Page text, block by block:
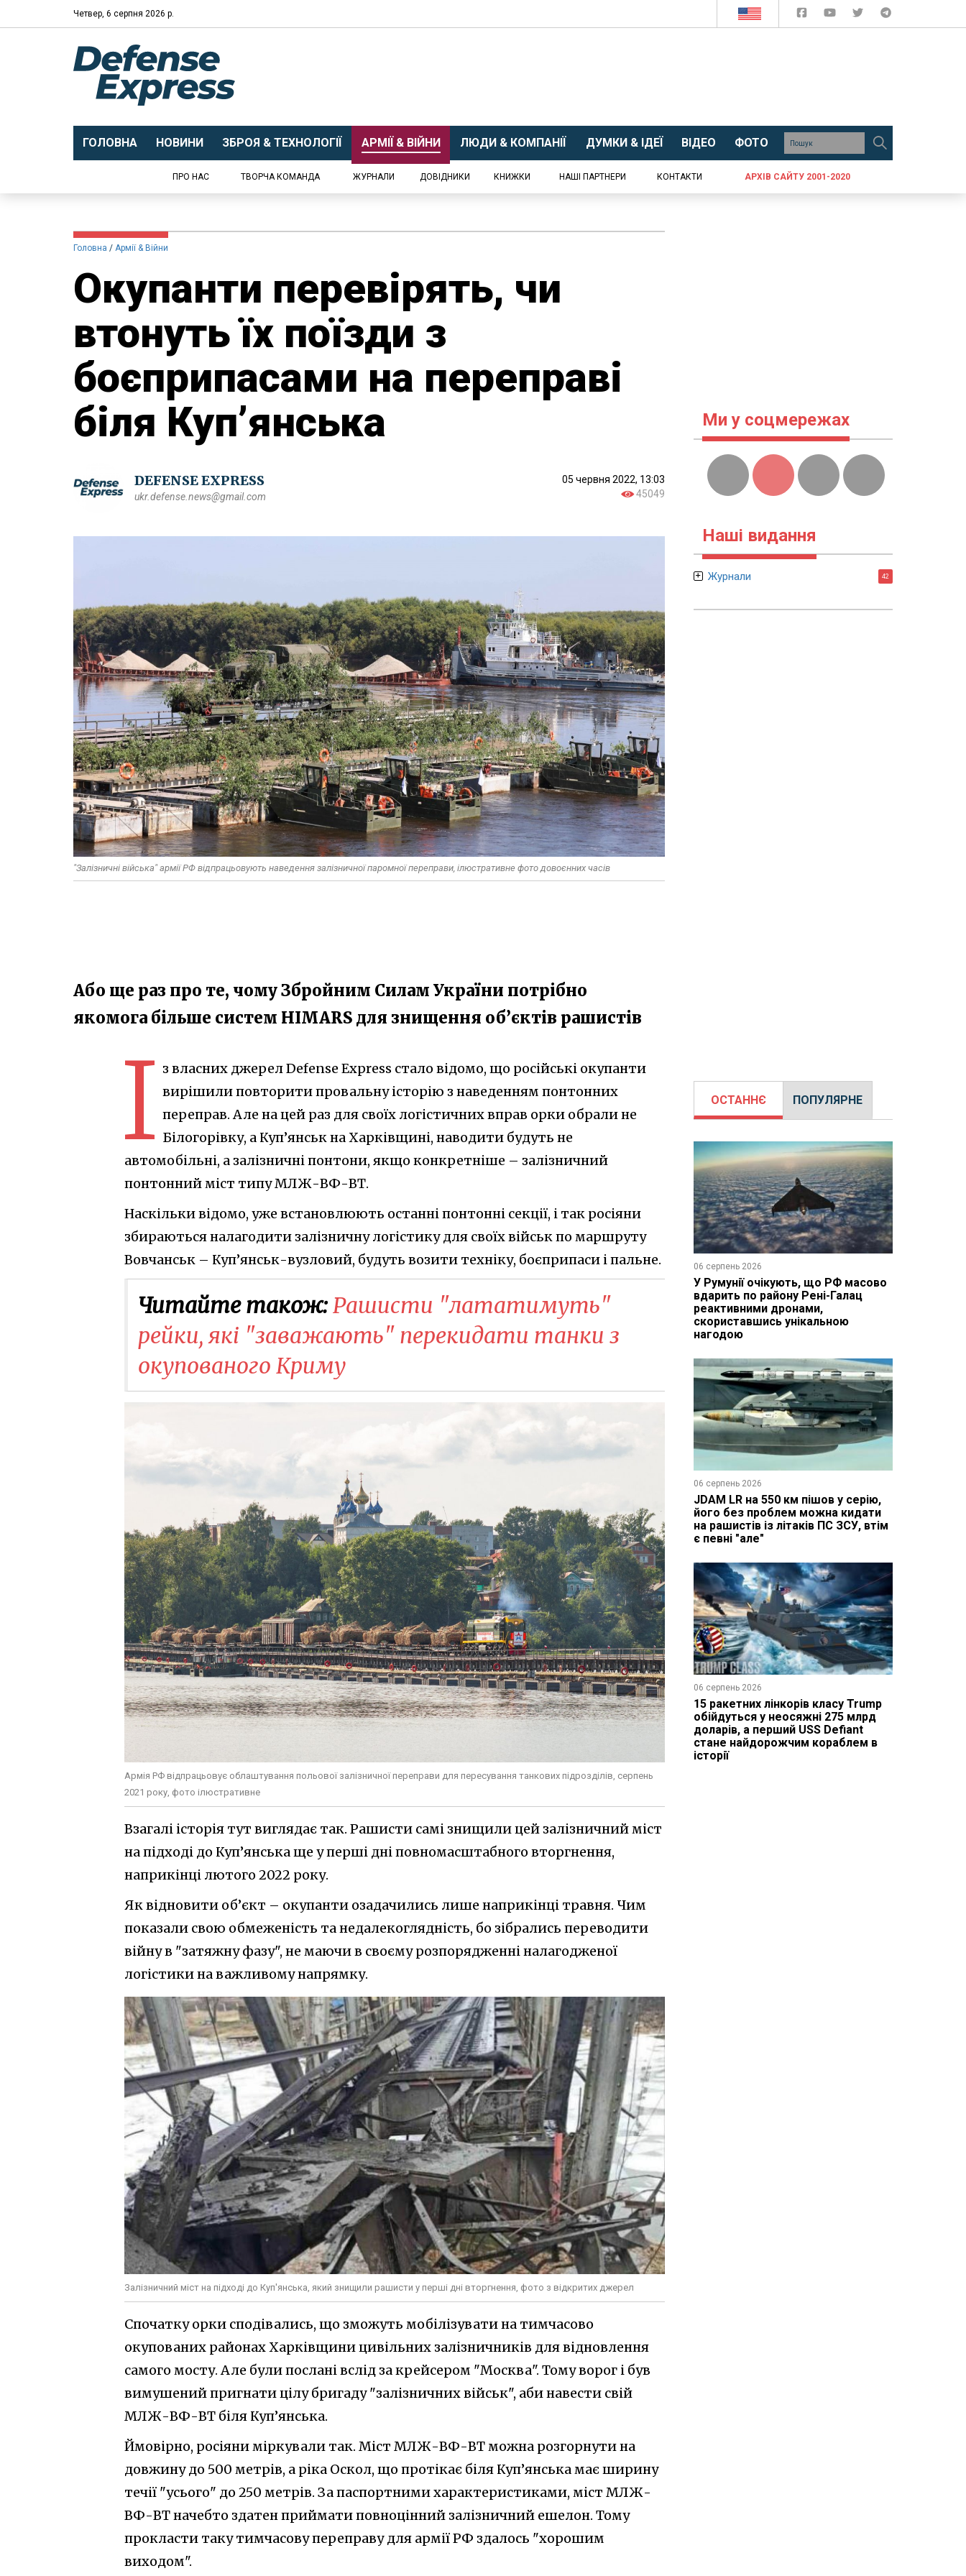
Четвер, 6 серпня 2026 р.
ГОЛОВНА НОВИНИ ЗБРОЯ & ТЕХНОЛОГІЇ АРМІЇ & ВІЙНИ ЛЮДИ & КОМПАНІЇ ДУМКИ & ІДЕЇ ВІДЕО ФОТО
ПРО НАС ТВОРЧА КОМАНДА ЖУРНАЛИ ДОВІДНИКИ КНИЖКИ НАШІ ПАРТНЕРИ КОНТАКТИ АРХІВ САЙТУ 2001-2020
Головна Армії & Війни
Окупанти перевірять, чи
втонуть їх поїзди з
боєприпасами на переправі
біля Куп’янська
DEFENSE EXPRESS
ukr.defense.news@gmail.com
05 червня 2022, 13:03
45049
"Залізничні війська" армії РФ відпрацьовують наведення залізничної паромної переправи, ілюстративне фото довоєнних часів
Або ще раз про те, чому Збройним Силам України потрібно
якомога більше систем HIMARS для знищення об’єктів рашистів
І з власних джерел Defense Express стало відомо, що російські окупанти
вирішили повторити провальну історію з наведенням понтонних
переправ. Але на цей раз для своїх логістичних вправ орки обрали не
Білогорівку, а Куп’янськ на Харківщині, наводити будуть не
автомобільні, а залізничні понтони, якщо конкретніше – залізничний
понтонний міст типу МЛЖ-ВФ-ВТ.
Наскільки відомо, уже встановлюють останні понтонні секції, і так росіяни
збираються налагодити залізничну логістику для своїх військ по маршруту
Вовчанськ – Куп’янськ-вузловий, будуть возити техніку, боєприпаси і пальне.
Читайте також:Рашисти "лататимуть"
рейки, які "заважають" перекидати танки з
окупованого Криму
Армія РФ відпрацьовує облаштування польової залізничної переправи для пересування танкових підрозділів, серпень
2021 року, фото ілюстративне
Взагалі історія тут виглядає так. Рашисти самі знищили цей залізничний міст
на підході до Куп’янська ще у перші дні повномасштабного вторгнення,
наприкінці лютого 2022 року.
Як відновити об’єкт – окупанти озадачились лише наприкінці травня. Чим
показали свою обмеженість та недалекоглядність, бо зібрались переводити
війну в "затяжну фазу", не маючи в своєму розпорядженні налагодженої
логістики на важливому напрямку.
Залізничний міст на підході до Куп'янська, який знищили рашисти у перші дні вторгнення, фото з відкритих джерел
Спочатку орки сподівались, що зможуть мобілізувати на тимчасово
окупованих районах Харківщини цивільних залізничників для відновлення
самого мосту. Але були послані вслід за крейсером "Москва". Тому ворог і був
вимушений пригнати цілу бригаду "залізничних військ", аби навести свій
МЛЖ-ВФ-ВТ біля Куп’янська.
Ймовірно, росіяни міркували так. Міст МЛЖ-ВФ-ВТ можна розгорнути на
довжину до 500 метрів, а ріка Оскол, що протікає біля Куп’янська має ширину
течії "усього" до 250 метрів. За паспортними характеристиками, міст МЛЖ-
ВФ-ВТ начебто здатен приймати повноцінний залізничний ешелон. Тому
прокласти таку тимчасову переправу для армії РФ здалось "хорошим
виходом".
Ми у соцмережах
Наші видання
Журнали 42
ОСТАННЄ ПОПУЛЯРНЕ
06 серпень 2026
У Румунії очікують, що РФ масово
вдарить по району Рені-Галац
реактивними дронами,
скориставшись унікальною
нагодою
06 серпень 2026
JDAM LR на 550 км пішов у серію,
його без проблем можна кидати
на рашистів із літаків ПС ЗСУ, втім
є певні "але"
06 серпень 2026
15 ракетних лінкорів класу Trump
обійдуться у неосяжні 275 млрд
доларів, а перший USS Defiant
стане найдорожчим кораблем в
історії